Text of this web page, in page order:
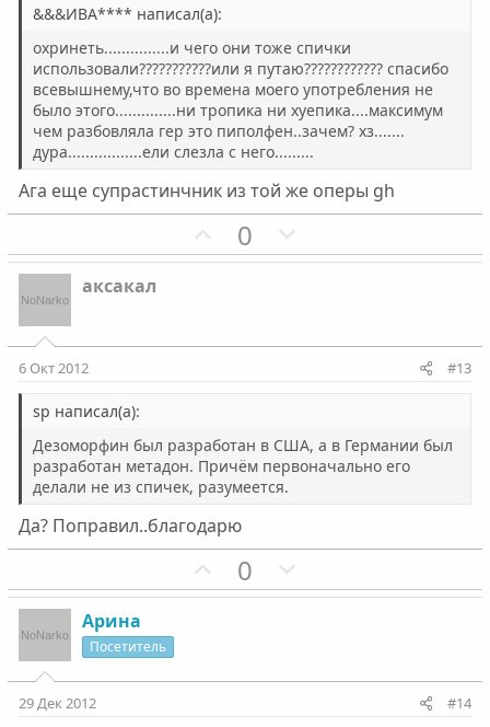
н
ы
й
г
о
л
с
ы
й
г
о
л
с
&&&ИВА**** написал(а):
охринеть...............и чего они тоже спички
использовали???????????или я путаю???????????? спасибо
всевышнему,что во времена моего употребления не
было этого..............ни тропика ни хуепика....максимум
чем разбовляла гер это пиполфен..зачем? хз.......
дура.................ели слезла с него.........
Ага еще супрастинчник из той же оперы gh
П
о
т
ы
й
г
о
л
с
0
е
т
ы
й
л
с
аксакал
6 Окт 2012 #13
sp написал(а):
Дезоморфин был разработан в США, а в Германии был
разработан метадон. Причём первоначально его
делали не из спичек, разумеется.
Да? Поправил..благодарю
П
о
т
0
е
т
Арина
Посетитель
29 Дек 2012 #14